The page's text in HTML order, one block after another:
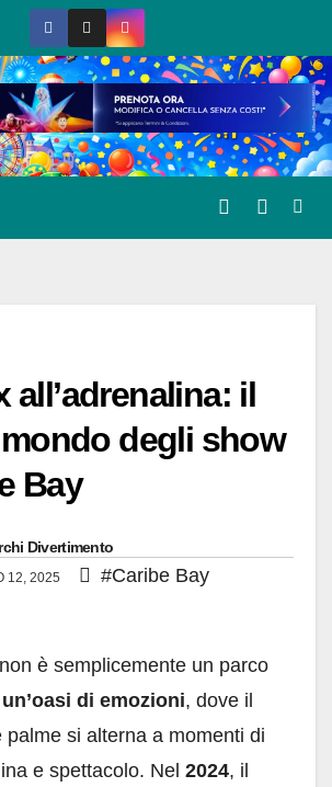
all’adrenalina: il
degli show
Bay
Divertimento
12, 2025 #Caribe Bay
non è semplicemente un parco
un’oasi di emozioni, dove il
palme si alterna a momenti di
e spettacolo. Nel 2024, il